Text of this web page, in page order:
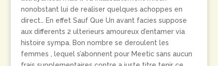
nonobstant lui de realiser quelques achoppes en
direct… En effet Sauf Que Un avant facies suppose
aux differents 2 ulterieurs amoureux d’entamer via
histoire sympa. Bon nombre se deroulent les
femmes , lequel s’abonnent pour Meetic sans aucun